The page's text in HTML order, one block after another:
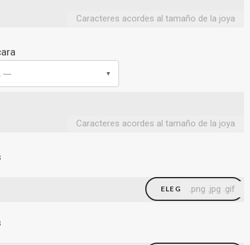
Caracteres acordes al tamaño de la joya
— ▼
Caracteres acordes al tamaño de la joya
ELEGIR FICHERO
.png .jpg .gif